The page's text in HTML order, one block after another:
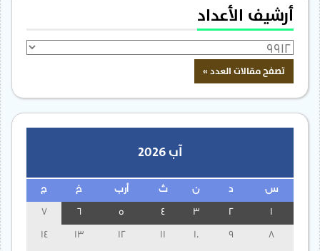
أرشيف الأعداد
آب 2026
س ن ث أرب خ ج
3
13
14